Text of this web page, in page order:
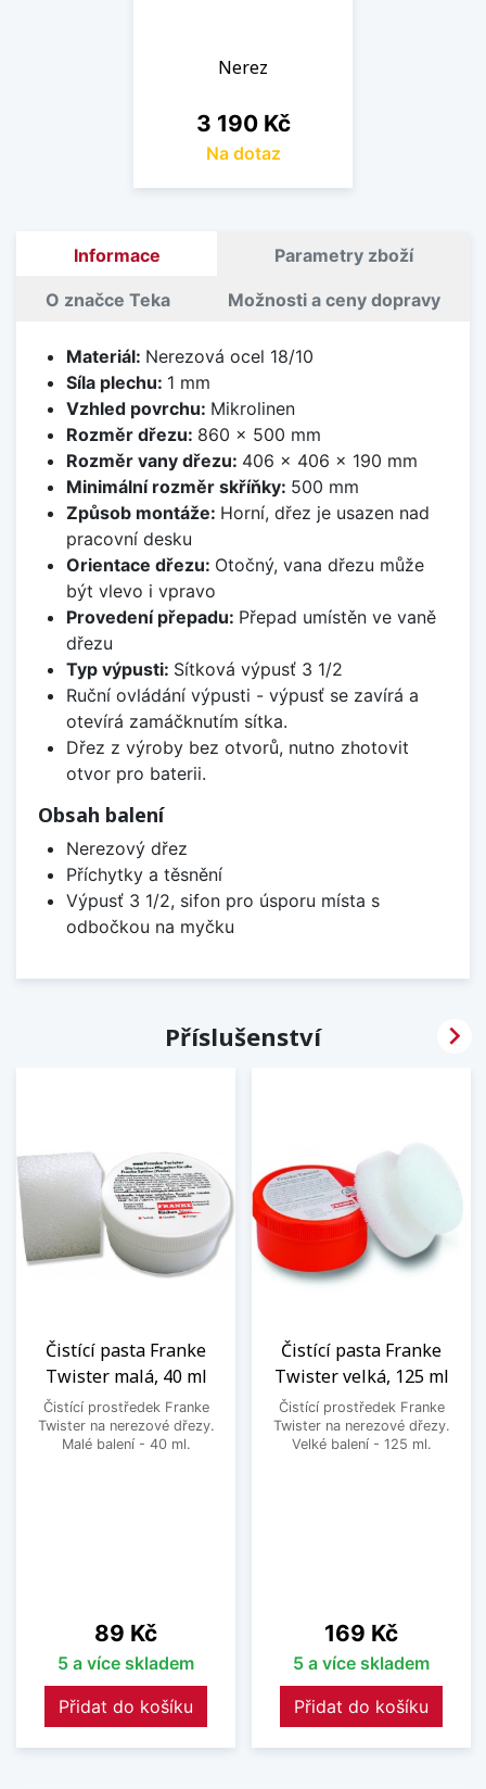
Nerez
Cena
3 190 Kč
Na dotaz
Informace Parametry zboží
O značce Teka Možnosti a ceny dopravy
Materiál: Nerezová ocel 18/10
Síla plechu: 1 mm
Vzhled povrchu: Mikrolinen
Rozměr dřezu: 860 x 500 mm
Rozměr vany dřezu: 406 x 406 x 190 mm
Minimální rozměr skříňky: 500 mm
Způsob montáže: Horní, dřez je usazen nad
pracovní desku
Orientace dřezu: Otočný, vana dřezu může
být vlevo i vpravo
Provedení přepadu: Přepad umístěn ve vaně
dřezu
Typ výpusti: Sítková výpusť 3 1/2
Ruční ovládání výpusti - výpusť se zavírá a
otevírá zamáčknutím sítka.
Dřez z výroby bez otvorů, nutno zhotovit
otvor pro baterii.
Obsah balení
Nerezový dřez
Příchytky a těsnění
Výpusť 3 1/2, sifon pro úsporu místa s
odbočkou na myčku
Příslušenství
Čistící pasta Franke
Twister malá, 40 ml
Čistící prostředek Franke
Twister na nerezové dřezy.
Malé balení - 40 ml.
Cena
89 Kč
5 a více skladem
Přidat do košíku
Čistící pasta Franke
Twister velká, 125 ml
Čistící prostředek Franke
Twister na nerezové dřezy.
Velké balení - 125 ml.
Cena
169 Kč
5 a více skladem
Přidat do košíku
